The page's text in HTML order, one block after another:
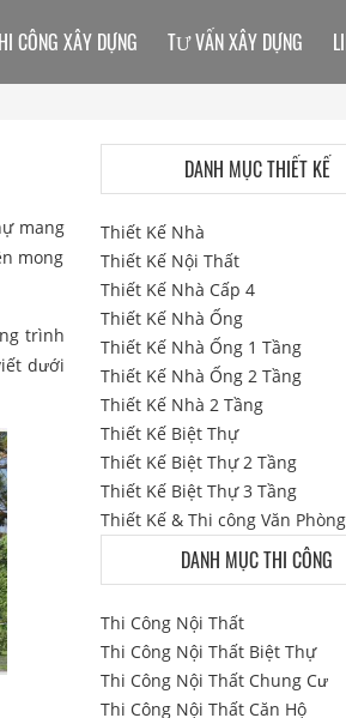
mang
mong
trình
dưới
CÔNG XÂY DỰNG TƯ VẤN XÂY DỰNG
DANH MỤC THIẾT KẾ
Thiết Kế Nhà
Thiết Kế Nội Thất
Thiết Kế Nhà Cấp 4
Thiết Kế Nhà Ống
Thiết Kế Nhà Ống 1 Tầng
Thiết Kế Nhà Ống 2 Tầng
Thiết Kế Nhà 2 Tầng
Thiết Kế Biệt Thự
Thiết Kế Biệt Thự 2 Tầng
Thiết Kế Biệt Thự 3 Tầng
Thiết Kế & Thi công Văn Phòng
DANH MỤC THI CÔNG
Thi Công Nội Thất
Thi Công Nội Thất Biệt Thự
Thi Công Nội Thất Chung Cư
Thi Công Nội Thất Căn Hộ